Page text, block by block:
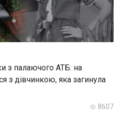
з палаючого АТБ: на
з дівчинкою, яка загинула
8607